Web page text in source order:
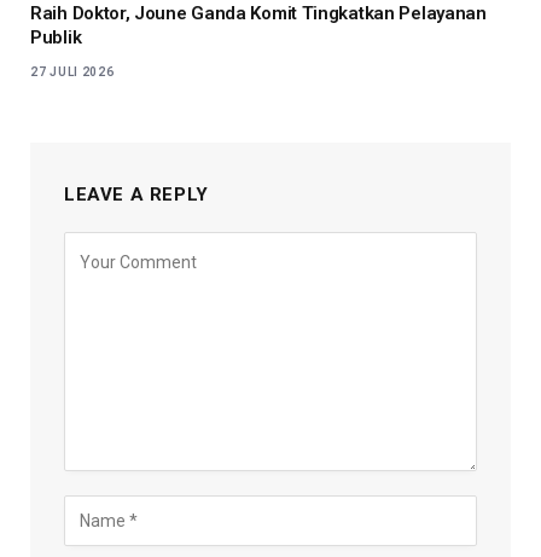
Raih Doktor, Joune Ganda Komit Tingkatkan Pelayanan
Publik
27 JULI 2026
LEAVE A REPLY